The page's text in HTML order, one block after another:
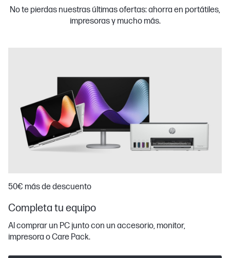
No te pierdas nuestras últimas ofertas: ahorra en portátiles,
impresoras y mucho más.
50€ más de descuento
Completa tu equipo
Al comprar un PC junto con un accesorio, monitor,
impresora o Care Pack.